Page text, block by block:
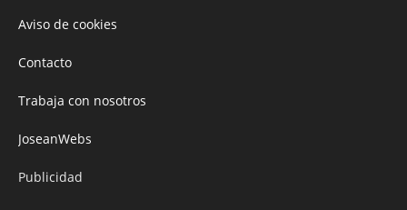
Aviso de cookies
Contacto
Trabaja con nosotros
JoseanWebs
Publicidad